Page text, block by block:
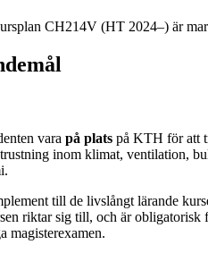
CH214V (HT 2024–) är
vara på plats på KTH för att
inom klimat, ventilation,
till de livslångt lärande
riktar sig till, och är obligatorisk
magisterexamen.